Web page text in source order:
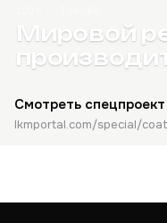
Мировой
Смотреть спецпроект
lkmportal.com/special/